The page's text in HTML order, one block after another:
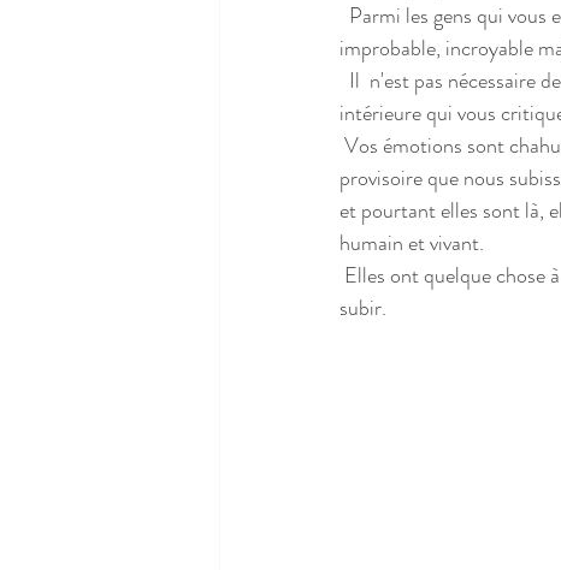
improbable, incroyable
intérieure qui vous
provisoire que nous
et pourtant elles sont là,
humain et vivant.
subir.